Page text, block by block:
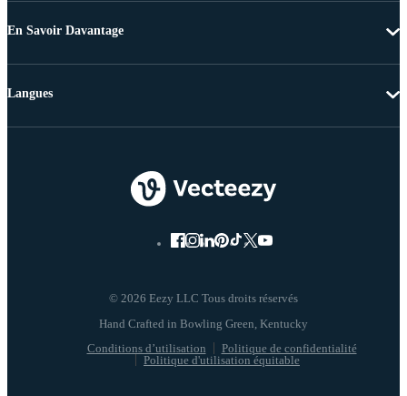
En Savoir Davantage
© 2026 Eezy LLC Tous droits réservés
Conditions d’utilisation
Politique de confidentialité
Politique d'utilisation équitable
Langues